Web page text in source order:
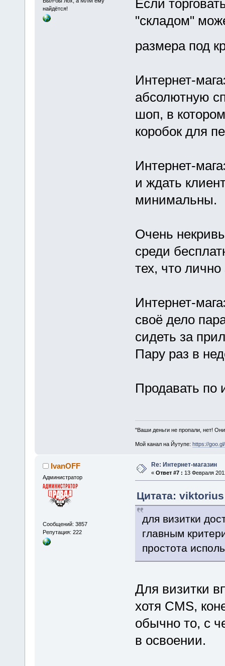
найдётся!
Если
"складом"
размера под
Интернет-
абсолютную
шоп, в
коробок для
Интернет-
и ждать
минимальны.
Очень
среди
тех, что
Интернет-
своё дело
сидеть за
Пару раз в
Продавать по
"Ваши деньги не пропали, нет!
Мой канал на Йутупе: https://
IvanOFF
Администратор
Сообщений: 3857
Репутация: 222
Re: Интернет-магазин
« Ответ #7 : 13 Февраля
Цитата:
для визитки
главным
простота
Для визитки
хотя CMS,
обычно то, с
в освоении.